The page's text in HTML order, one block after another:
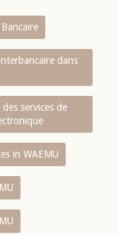
dans
services de
in WAEMU